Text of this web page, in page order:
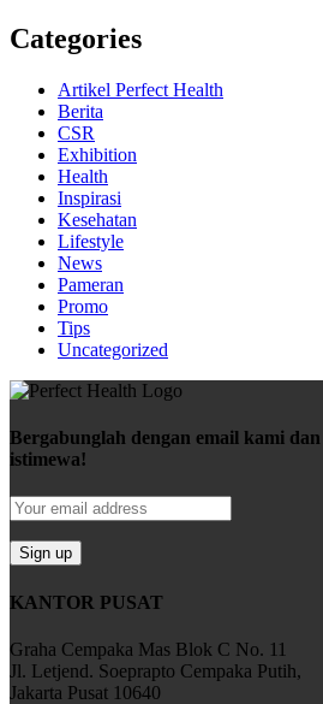
Categories
Artikel Perfect Health
Berita
CSR
Exhibition
Health
Inspirasi
Kesehatan
Lifestyle
News
Pameran
Promo
Tips
Uncategorized
Bergabunglah dengan email kami
istimewa!
KANTOR PUSAT
Graha Cempaka Mas Blok C No. 11
Jl. Letjend. Soeprapto Cempaka Putih,
Jakarta Pusat 10640